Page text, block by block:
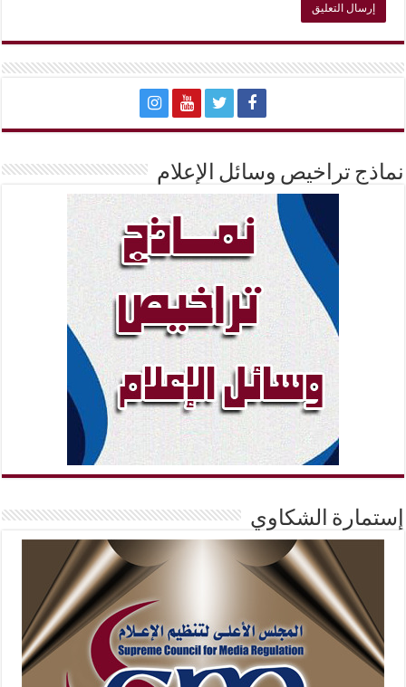
نماذج تراخيص وسائل الإعلام
إستمارة الشكاوي